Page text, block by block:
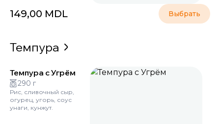
149,00 MDL Выбрать
Темпура
Темпура с Угрём
290 г
Рис, сливочный сыр,
огурец, угорь, соус
унаги, кунжут.